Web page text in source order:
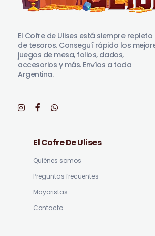
El Cofre de Ulises está siempre repleto
de tesoros. Conseguí rápido los
juegos de mesa, folios, dados,
accesorios y más. Envíos a toda
Argentina.
El Cofre De Ulises
Quiénes somos
Preguntas frecuentes
Mayoristas
Contacto